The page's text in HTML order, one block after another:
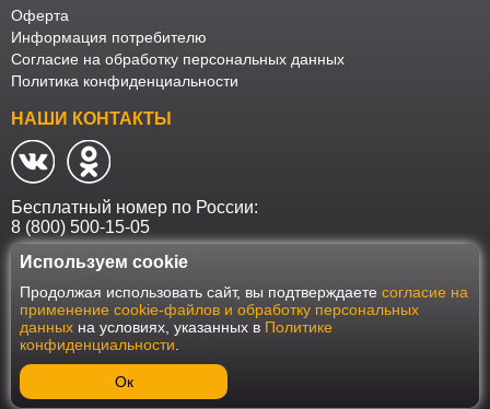
Оферта
Информация потребителю
Согласие на обработку персональных данных
Политика конфиденциальности
НАШИ КОНТАКТЫ
Бесплатный номер по России:
8 (800) 500-15-05
Наш интернет-магазин работает в соответствии с требованиями
Федерального закона от 27 июля 2006 года №152-ФЗ "О персональных
данных". Оформить заказ на сайте Мебеласка возможно только при
наличии согласия на обработку Ваших персональных данных. Для
улучшения работы сайта и его взаимодействия с пользователями мы
используем файлы cookie. Продолжая пользоваться сайтом, вы
соглашаетесь с использованием cookie.
Используем cookie
Продолжая использовать сайт, вы подтверждаете согласие на
применение cookie-файлов и обработку персональных
данных на условиях, указанных в Политике
конфиденциальности
Ок